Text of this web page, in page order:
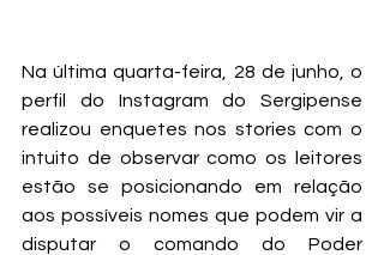
Na última quarta-feira, 28 de junho, o
perfil do Instagram do Sergipense
realizou enquetes nos stories com o
intuito de observar como os leitores
estão se posicionando em relação
aos possíveis nomes que podem vir a
disputar o comando do Poder